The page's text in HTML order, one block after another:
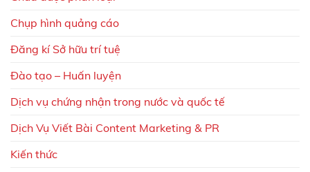
Chụp hình quảng cáo
Đăng kí Sở hữu trí tuệ
Đào tạo – Huấn luyện
Dịch vụ chứng nhận trong nước và quốc tế
Dịch Vụ Viết Bài Content Marketing & PR
Kiến thức